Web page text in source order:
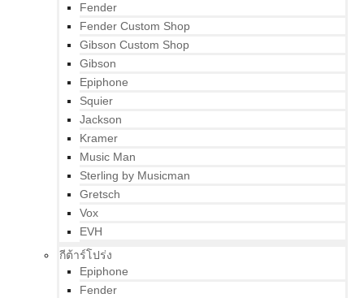
Fender
Fender Custom Shop
Gibson Custom Shop
Gibson
Epiphone
Squier
Jackson
Kramer
Music Man
Sterling by Musicman
Gretsch
Vox
EVH
กีต้าร์โปร่ง
Epiphone
Fender